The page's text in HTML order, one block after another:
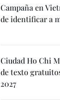
Campaña en
de identificar a
Ciudad Ho Chi
de texto
2027